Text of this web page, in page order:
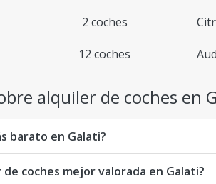
2 coches
12 coches
alquiler de coches en
barato en Galati?
de coches mejor valorada en Galati?